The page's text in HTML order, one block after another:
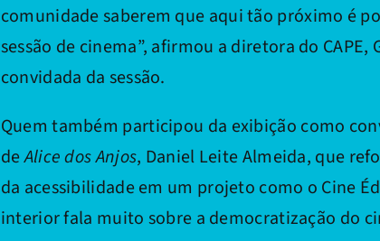
comunidade saberem que aqui tão próximo é
sessão de cinema”, afirmou a diretora do CAPE,
convidada da sessão.
Quem também participou da exibição como
deAlice dos Anjos, Daniel Leite Almeida, que
da acessibilidade em um projeto como o Cine
interior fala muito sobre a democratização do